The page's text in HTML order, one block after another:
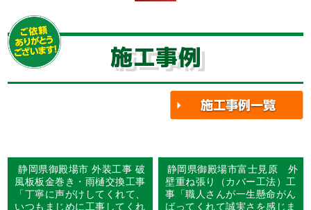
施工事例
静岡県御殿場市 外装工事 破
風板板金巻き・雨樋交換工事
「丁寧に声がけしてくれて、
いつもまじめに工事してくれ
静岡県御殿場市富士見原 外
壁重ね張り（カバー工法）工
事「職人さんが一生懸命がん
ばってくれて誠実さを感じま